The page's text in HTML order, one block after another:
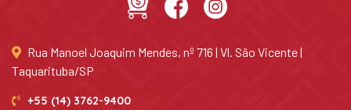
Rua Manoel Joaquim Mendes, nº 716 | Vl. São Vicente |
Taquarituba/SP
+55 (14) 3762-9400